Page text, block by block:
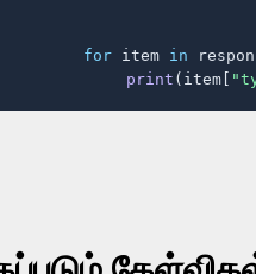
for item in
print (item[